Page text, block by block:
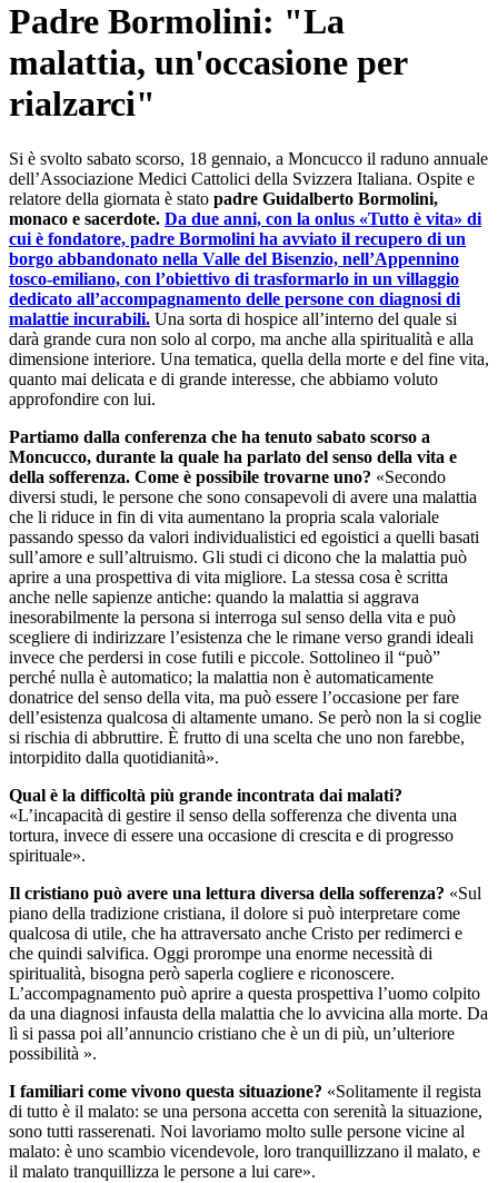
Padre Bormolini: "La
malattia, un'occasione per
rialzarci"
Si è svolto sabato scorso, 18 gennaio, a Moncucco il raduno annuale
dell’Associazione Medici Cattolici della Svizzera Italiana. Ospite e
relatore della giornata è stato padre Guidalberto Bormolini,
monaco e sacerdote. Da due anni, con la onlus «Tutto è vita» di
cui è fondatore, padre Bormolini ha avviato il recupero di un
borgo abbandonato nella Valle del Bisenzio, nell’Appennino
tosco-emiliano, con l’obiettivo di trasformarlo in un villaggio
dedicato all’accompagnamento delle persone con diagnosi di
malattie incurabili. Una sorta di hospice all’interno del quale si
darà grande cura non solo al corpo, ma anche alla spiritualità e alla
dimensione interiore. Una tematica, quella della morte e del fine vita,
quanto mai delicata e di grande interesse, che abbiamo voluto
approfondire con lui.
Partiamo dalla conferenza che ha tenuto sabato scorso a
Moncucco, durante la quale ha parlato del senso della vita e
della sofferenza. Come è possibile trovarne uno? «Secondo
diversi studi, le persone che sono consapevoli di avere una malattia
che li riduce in fin di vita aumentano la propria scala valoriale
passando spesso da valori individualistici ed egoistici a quelli basati
sull’amore e sull’altruismo. Gli studi ci dicono che la malattia può
aprire a una prospettiva di vita migliore. La stessa cosa è scritta
anche nelle sapienze antiche: quando la malattia si aggrava
inesorabilmente la persona si interroga sul senso della vita e può
scegliere di indirizzare l’esistenza che le rimane verso grandi ideali
invece che perdersi in cose futili e piccole. Sottolineo il “può”
perché nulla è automatico; la malattia non è automaticamente
donatrice del senso della vita, ma può essere l’occasione per fare
dell’esistenza qualcosa di altamente umano. Se però non la si coglie
si rischia di abbruttire. È frutto di una scelta che uno non farebbe,
intorpidito dalla quotidianità».
Qual è la difficoltà più grande incontrata dai malati?
«L’incapacità di gestire il senso della sofferenza che diventa una
tortura, invece di essere una occasione di crescita e di progresso
spirituale».
Il cristiano può avere una lettura diversa della sofferenza? «Sul
piano della tradizione cristiana, il dolore si può interpretare come
qualcosa di utile, che ha attraversato anche Cristo per redimerci e
che quindi salvifica. Oggi prorompe una enorme necessità di
spiritualità, bisogna però saperla cogliere e riconoscere.
L’accompagnamento può aprire a questa prospettiva l’uomo colpito
da una diagnosi infausta della malattia che lo avvicina alla morte. Da
lì si passa poi all’annuncio cristiano che è un di più, un’ulteriore
possibilità ».
I familiari come vivono questa situazione? «Solitamente il regista
di tutto è il malato: se una persona accetta con serenità la situazione,
sono tutti rasserenati. Noi lavoriamo molto sulle persone vicine al
malato: è uno scambio vicendevole, loro tranquillizzano il malato, e
il malato tranquillizza le persone a lui care».